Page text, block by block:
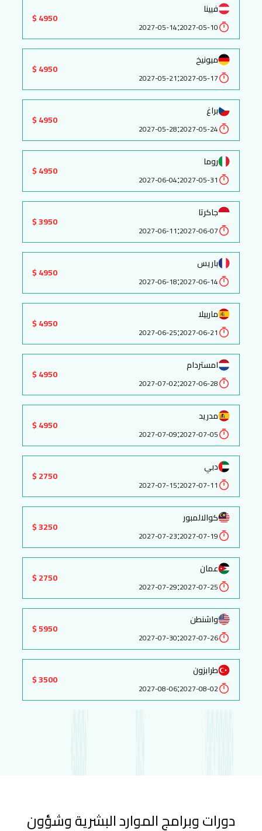
فيينا
2027-05-10
:
2027-05-14
4950 $
ميونيخ
2027-05-17
:
2027-05-21
4950 $
براغ
2027-05-24
:
2027-05-28
4950 $
روما
2027-05-31
:
2027-06-04
4950 $
جاكرتا
2027-06-07
:
2027-06-11
3950 $
باريس
2027-06-14
:
2027-06-18
4950 $
ماربيلا
2027-06-21
:
2027-06-25
4950 $
امستردام
2027-06-28
:
2027-07-02
4950 $
مدريد
2027-07-05
:
2027-07-09
4950 $
دبي
2027-07-11
:
2027-07-15
2750 $
كوالالمبور
2027-07-19
:
2027-07-23
3250 $
عمان
2027-07-25
:
2027-07-29
2750 $
واشنطن
2027-07-26
:
2027-07-30
5950 $
طرابزون
2027-08-02
:
2027-08-06
3500 $
دورات وبرامج الموارد البشرية وشؤون